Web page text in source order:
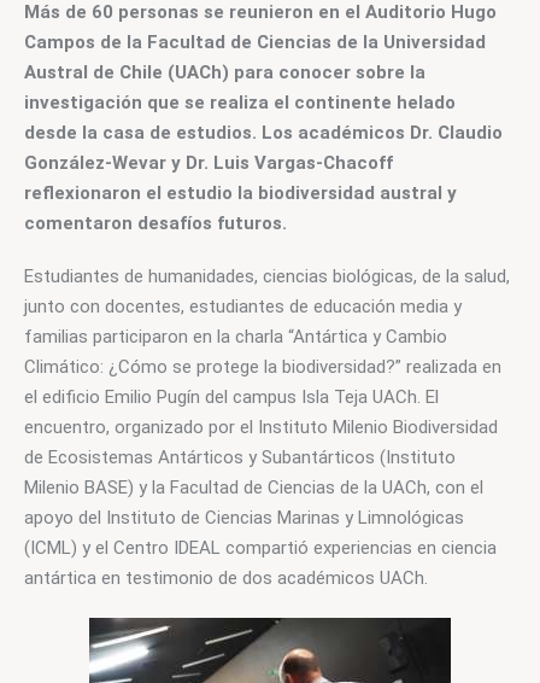
Más de 60 personas se reunieron en el Auditorio Hugo
Campos de la Facultad de Ciencias de la Universidad
Austral de Chile (UACh) para conocer sobre la
investigación que se realiza el continente helado
desde la casa de estudios. Los académicos Dr. Claudio
González-Wevar y Dr. Luis Vargas-Chacoff
reflexionaron el estudio la biodiversidad austral y
comentaron desafíos futuros.
Estudiantes de humanidades, ciencias biológicas, de la salud,
junto con docentes, estudiantes de educación media y
familias participaron en la charla “Antártica y Cambio
Climático: ¿Cómo se protege la biodiversidad?” realizada en
el edificio Emilio Pugín del campus Isla Teja UACh. El
encuentro, organizado por el Instituto Milenio Biodiversidad
de Ecosistemas Antárticos y Subantárticos (Instituto
Milenio BASE) y la Facultad de Ciencias de la UACh, con el
apoyo del Instituto de Ciencias Marinas y Limnológicas
(ICML) y el Centro IDEAL compartió experiencias en ciencia
antártica en testimonio de dos académicos UACh.